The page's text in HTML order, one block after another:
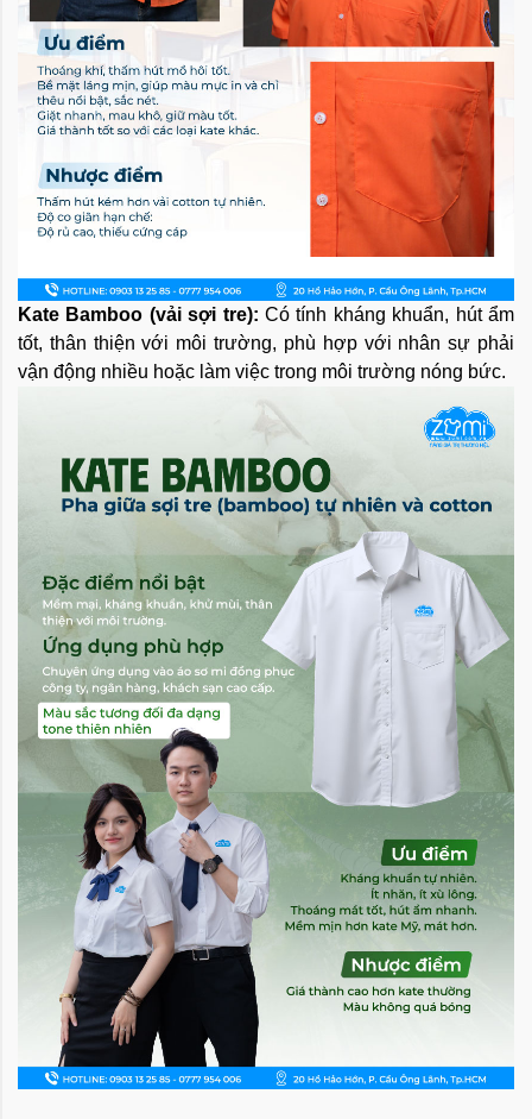
Kate Bamboo (vải sợi tre): Có tính kháng khuẩn, hút ẩm
tốt, thân thiện với môi trường, phù hợp với nhân sự phải
vận động nhiều hoặc làm việc trong môi trường nóng bức.